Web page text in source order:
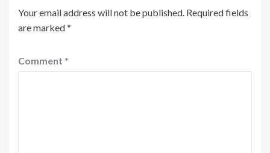
Your email address will not be published. Required fields
are marked*
Comment *